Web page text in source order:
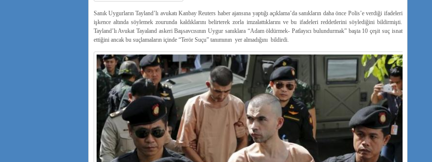
Sanık Uygurların Tayland’lı avukatı Kanbay Reuters haber ajansına yaptığı açıklama’da sanıkların daha önce Polis’e verdiği ifadeleri
işkence altında söylemek zourunda kaldıklarını belirterek zorla imzalattıklarını ve bu ifadeleri reddetlerini söylediğini bildirmişti.
Tayland’lı Avukat Tayaland askeri Başsavcısının Uygur sanıklara “Adam öldürmek- Patlayıcı bulundurmak” başta 10 çeşit suç isnat
ettiğini ancak bu suçlamaların içinde “Terör Suçu” tanımının yer almadığını bildirdi.